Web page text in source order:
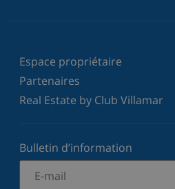
Espace propriétaire
Partenaires
Real Estate by Club Villamar
Bulletin d’information